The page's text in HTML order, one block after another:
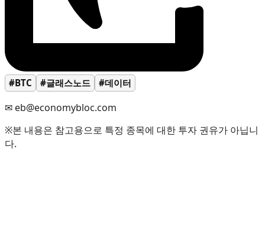
#BTC #글래스노드 #데이터
✉ eb@economybloc.com
※본 내용은 참고용으로 특정 종목에 대한 투자 권유가 아닙니
다.